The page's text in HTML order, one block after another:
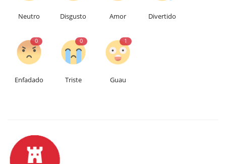
Neutro Disgusto Amor Divertido
0
Enfadado
0
Triste
1
Guau